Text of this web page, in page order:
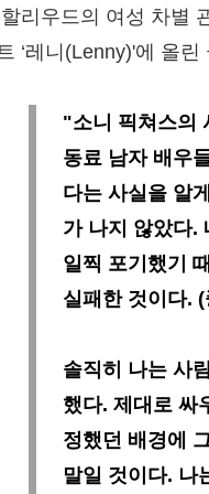
리우드의 여성 차별
‘레니(Lenny)'에 올
"소니 픽쳐스의
동료 남자 배우
다는 사실을 알
가 나지 않았다.
일찍 포기했기
실패한 것이다. (
솔직히 나는 사
했다. 제대로 싸
정했던 배경에
말일 것이다. 나